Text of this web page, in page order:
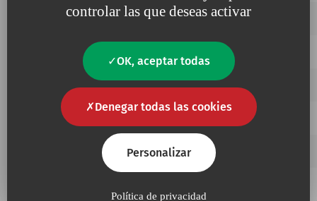
controlar las que deseas activar
OK, aceptar todas
Denegar todas las cookies
Personalizar
Política de privacidad
Añadir a mis favoritos
525.70
7.0
Añadir a mis favoritos
52530
Añadir a mis favoritos
52535
3.5
Añadir a mis favoritos
52540
Añadir a mis favoritos
6.0
Añadir a mis favoritos